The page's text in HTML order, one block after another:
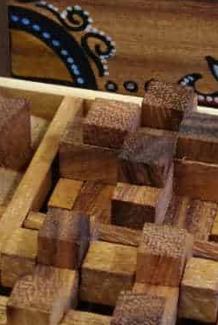
אופן השימוש
באתר.
חווית
גלישה
שהאתר
שלנו יעבוד
בצורה
הטובה
ביותר בזמן
הביקור
שלכם. אם
תבחרו לא
עוגיות אלה,
חלק
מהפונקציות
באתר לא
יהיו זמינות.
שיווק
על-ידי
שיתוף
תחומי
העניין
וההתנהגות
שלכם
בזמן
הגלישה
באתר, אתן
מגדילים